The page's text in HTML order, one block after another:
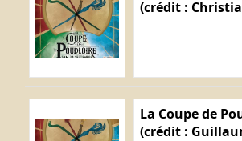
(crédit :
La Coupe de
(crédit :